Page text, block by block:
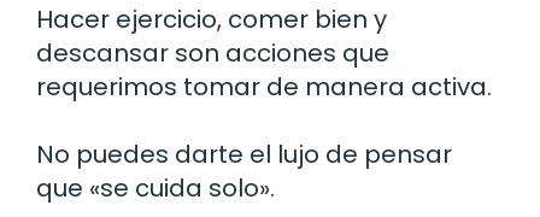
Hacer ejercicio, comer bien y
descansar son acciones que
requerimos tomar de manera activa.
No puedes darte el lujo de pensar
que «se cuida solo».